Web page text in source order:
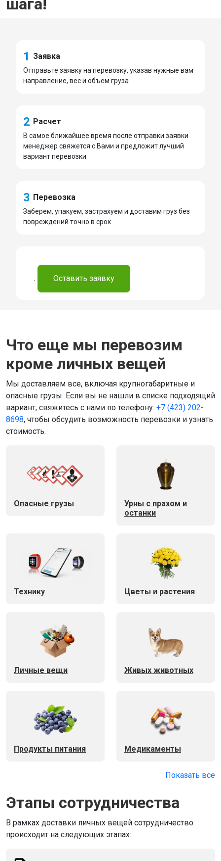
1 Заявка
Отправьте заявку на перевозку, указав нужные вам
направление, вес и объем груза
2 Расчет
В самое ближайшее время после отправки заявки
менеджер свяжется с Вами и предложит лучший
вариант перевозки
3 Перевозка
Заберем, упакуем, застрахуем и доставим груз без
повреждений точно в срок
. Оставить заявку
Что еще мы перевозим
кроме личных вещей
Мы доставляем все, включая крупногабаритные и
опасные грузы. Если вы не нашли в списке подходящий
вариант, свяжитесь с нами по телефону: +7 (423) 202-
8698, чтобы обсудить возможность перевозки и узнать
стоимость.
Опасные грузы
Урны с прахом и
останки
Технику Цветы и растения
Личные вещи Живых животных
Продукты питания Медикаменты
Показать все
Этапы сотрудничества
В рамках доставки личных вещей сотрудничество
происходит на следующих этапах: